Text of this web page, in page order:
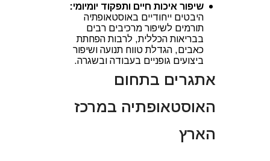
שיפור איכות חיים ותפקוד יומיומי:
היבטים ייחודיים באוסטאופתיה
תורמים לשיפור מרכיבים רבים
בבריאות הכללית, לרבות הפחתת
כאבים, הגדלת טווח תנועה ושיפור
ביצועים גופניים בעבודה ובשגרה.
אתגרים בתחום
האוסטאופתיה במרכז
הארץ